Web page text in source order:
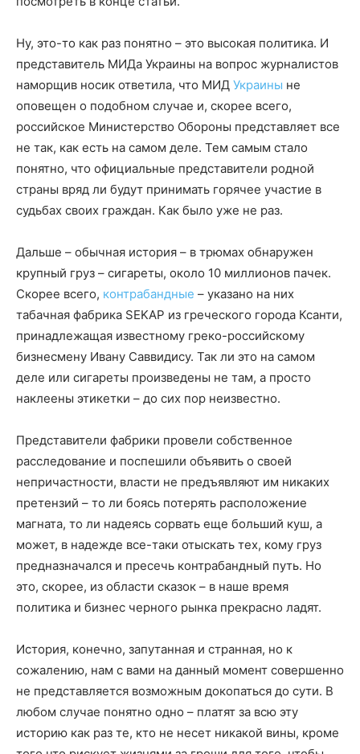
Ну, это-то как раз понятно – это высокая политика. И
представитель МИДа Украины на вопрос журналистов
наморщив носик ответила, что МИД Украины не
оповещен о подобном случае и, скорее всего,
российское Министерство Обороны представляет все
не так, как есть на самом деле. Тем самым стало
понятно, что официальные представители родной
страны вряд ли будут принимать горячее участие в
судьбах своих граждан. Как было уже не раз.
Дальше – обычная история – в трюмах обнаружен
крупный груз – сигареты, около 10 миллионов пачек.
Скорее всего, контрабандные – указано на них
табачная фабрика SEKAP из греческого города Ксанти,
принадлежащая известному греко-российскому
бизнесмену Ивану Саввидису. Так ли это на самом
деле или сигареты произведены не там, а просто
наклеены этикетки – до сих пор неизвестно.
Представители фабрики провели собственное
расследование и поспешили объявить о своей
непричастности, власти не предъявляют им никаких
претензий – то ли боясь потерять расположение
магната, то ли надеясь сорвать еще больший куш, а
может, в надежде все-таки отыскать тех, кому груз
предназначался и пресечь контрабандный путь. Но
это, скорее, из области сказок – в наше время
политика и бизнес черного рынка прекрасно ладят.
История, конечно, запутанная и странная, но к
сожалению, нам с вами на данный момент совершенно
не представляется возможным докопаться до сути. В
любом случае понятно одно – платят за всю эту
историю как раз те, кто не несет никакой вины, кроме